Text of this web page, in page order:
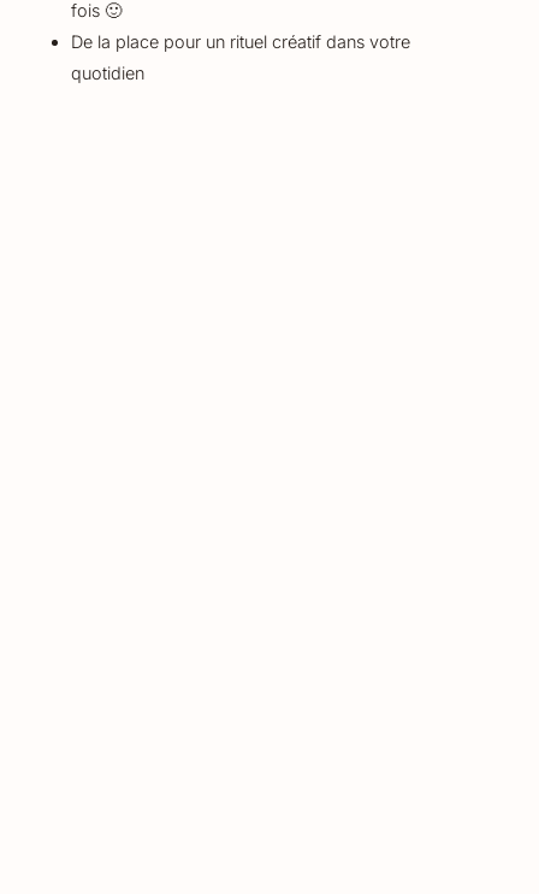
fois 🙂
De la place pour un rituel créatif dans votre
quotidien